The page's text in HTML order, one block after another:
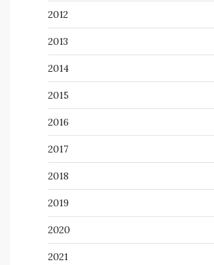
2012
2013
2014
2015
2016
2017
2018
2019
2020
2021